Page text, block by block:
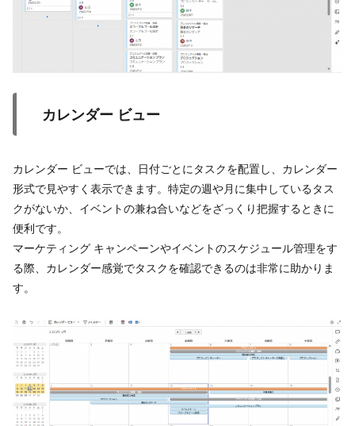
カレンダー ビュー
カレンダー ビューでは、日付ごとにタスクを配置し、カレンダー
形式で見やすく表示できます。特定の週や月に集中しているタス
クがないか、イベントの兼ね合いなどをざっくり把握するときに
便利です。
マーケティング キャンペーンやイベントのスケジュール管理をす
る際、カレンダー感覚でタスクを確認できるのは非常に助かりま
す。